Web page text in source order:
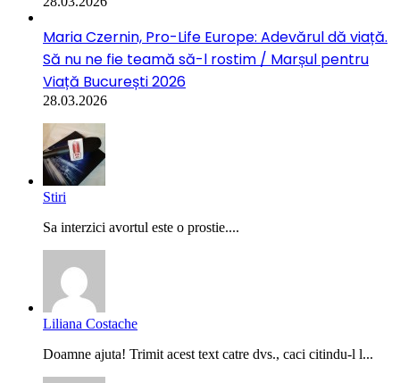
Maria Czernin, Pro-Life Europe: Adevărul dă viață.
Să nu ne fie teamă să-l rostim / Marșul pentru
Viață București 2026
28.03.2026
Stiri
Sa interzici avortul este o prostie....
Liliana Costache
Doamne ajuta! Trimit acest text catre dvs., caci citindu-l l...